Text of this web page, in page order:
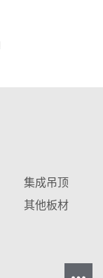
集成吊顶
其他板材